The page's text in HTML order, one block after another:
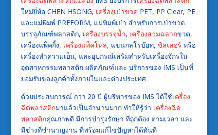
ใหม่ยี่ห้อ CHEN HSONG, เครื่องเป่าขวด PET, PP Clear, PE
และแม่พิมพ์ PREFORM, แม่พิมพ์เป่า สำหรับการเป่าขวด
บรรจุภัณฑ์พลาสติก, เครื่องบรรจุน้ำ, เครื่องสวมฉลากขวด,
เครื่องแพ็คกิ้ง, เครื่องแพ็คโหล, แขนกลโรบ๊อท, ชิลเลอร์ หรือ
เครื่องทำความเย็น, และอุปกรณ์เสริมสำหรับเครื่องจักรใน
อุตสาหกรรมพลาสติก ผลิตภัณฑ์และ บริการของ IMS เป็นที่
ยอมรับของลูกค้าทั้งภายในและต่างประเทศ
ด้วยประสบการณ์ กว่า 20 ปี ผู้บริหารของ IMS ได้ใช้เครื่อง
ฉีดพลาสติกมาแล้วเป็นจำนวนมาก ทำให้รู้ว่า เครื่องฉีด
พลาสติกคุณภาพดี มีการบำรุงรักษา ที่ถูกต้อง ตามเวลา และ
มีช่างที่ชำนาญงาน ที่พร้อมแก้ไขปัญหาได้ทันที